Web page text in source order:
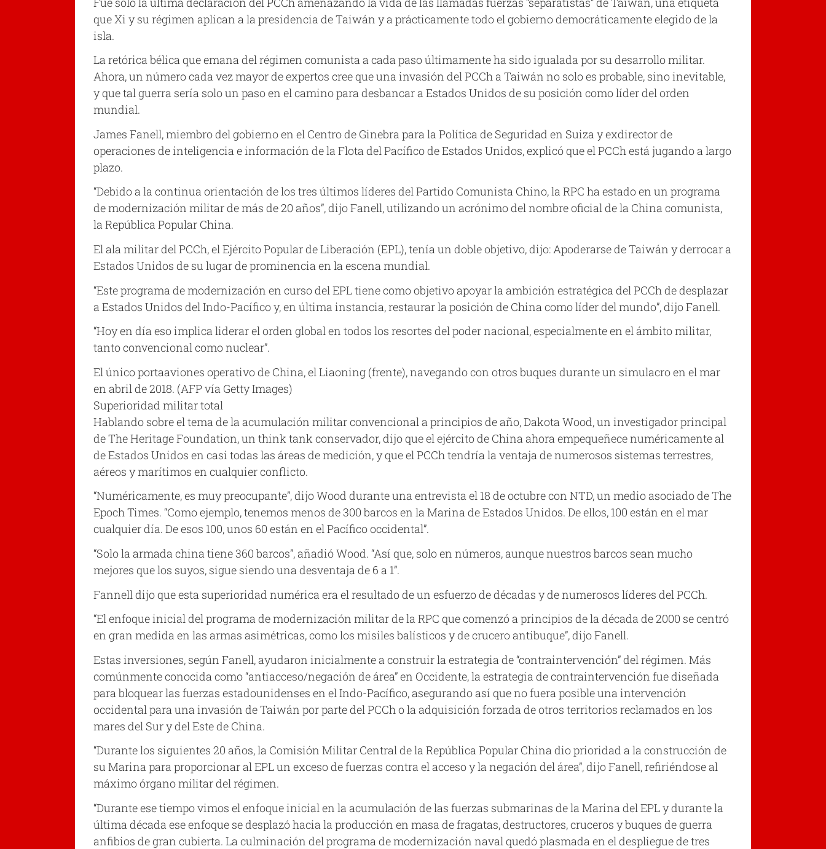
que Xi y su régimen aplican a la presidencia de Taiwán y a prácticamente todo el gobierno democráticamente elegido de la
isla.
La retórica bélica que emana del régimen comunista a cada paso últimamente ha sido igualada por su desarrollo militar.
Ahora, un número cada vez mayor de expertos cree que una invasión del PCCh a Taiwán no solo es probable, sino inevitable,
y que tal guerra sería solo un paso en el camino para desbancar a Estados Unidos de su posición como líder del orden
mundial.
James Fanell, miembro del gobierno en el Centro de Ginebra para la Política de Seguridad en Suiza y exdirector de
operaciones de inteligencia e información de la Flota del Pacífico de Estados Unidos, explicó que el PCCh está jugando a largo
plazo.
“Debido a la continua orientación de los tres últimos líderes del Partido Comunista Chino, la RPC ha estado en un programa
de modernización militar de más de 20 años”, dijo Fanell, utilizando un acrónimo del nombre oficial de la China comunista,
la República Popular China.
El ala militar del PCCh, el Ejército Popular de Liberación (EPL), tenía un doble objetivo, dijo: Apoderarse de Taiwán y derrocar a
Estados Unidos de su lugar de prominencia en la escena mundial.
“Este programa de modernización en curso del EPL tiene como objetivo apoyar la ambición estratégica del PCCh de desplazar
a Estados Unidos del Indo-Pacífico y, en última instancia, restaurar la posición de China como líder del mundo”, dijo Fanell.
“Hoy en día eso implica liderar el orden global en todos los resortes del poder nacional, especialmente en el ámbito militar,
tanto convencional como nuclear”.
El único portaaviones operativo de China, el Liaoning (frente), navegando con otros buques durante un simulacro en el mar
en abril de 2018. (AFP vía Getty Images)
Superioridad militar total
Hablando sobre el tema de la acumulación militar convencional a principios de año, Dakota Wood, un investigador principal
de The Heritage Foundation, un think tank conservador, dijo que el ejército de China ahora empequeñece numéricamente al
de Estados Unidos en casi todas las áreas de medición, y que el PCCh tendría la ventaja de numerosos sistemas terrestres,
aéreos y marítimos en cualquier conflicto.
“Numéricamente, es muy preocupante”, dijo Wood durante una entrevista el 18 de octubre con NTD, un medio asociado de The
Epoch Times. “Como ejemplo, tenemos menos de 300 barcos en la Marina de Estados Unidos. De ellos, 100 están en el mar
cualquier día. De esos 100, unos 60 están en el Pacífico occidental”.
“Solo la armada china tiene 360 barcos”, añadió Wood. “Así que, solo en números, aunque nuestros barcos sean mucho
mejores que los suyos, sigue siendo una desventaja de 6 a 1”.
Fannell dijo que esta superioridad numérica era el resultado de un esfuerzo de décadas y de numerosos líderes del PCCh.
“El enfoque inicial del programa de modernización militar de la RPC que comenzó a principios de la década de 2000 se centró
en gran medida en las armas asimétricas, como los misiles balísticos y de crucero antibuque”, dijo Fanell.
Estas inversiones, según Fanell, ayudaron inicialmente a construir la estrategia de “contraintervención” del régimen. Más
comúnmente conocida como “antiacceso/negación de área” en Occidente, la estrategia de contraintervención fue diseñada
para bloquear las fuerzas estadounidenses en el Indo-Pacífico, asegurando así que no fuera posible una intervención
occidental para una invasión de Taiwán por parte del PCCh o la adquisición forzada de otros territorios reclamados en los
mares del Sur y del Este de China.
“Durante los siguientes 20 años, la Comisión Militar Central de la República Popular China dio prioridad a la construcción de
su Marina para proporcionar al EPL un exceso de fuerzas contra el acceso y la negación del área”, dijo Fanell, refiriéndose al
máximo órgano militar del régimen.
“Durante ese tiempo vimos el enfoque inicial en la acumulación de las fuerzas submarinas de la Marina del EPL y durante la
última década ese enfoque se desplazó hacia la producción en masa de fragatas, destructores, cruceros y buques de guerra
anfibios de gran cubierta. La culminación del programa de modernización naval quedó plasmada en el despliegue de tres